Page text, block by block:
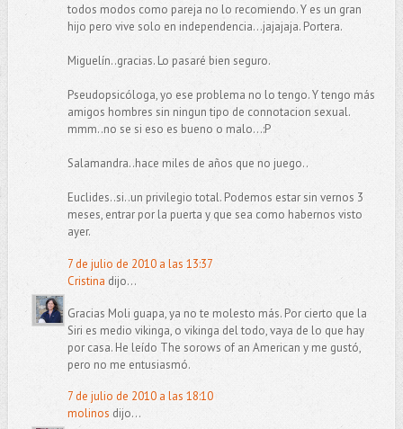
todos modos como pareja no lo recomiendo. Y es un gran
hijo pero vive solo en independencia...jajajaja. Portera.
Miguelín..gracias. Lo pasaré bien seguro.
Pseudopsicóloga, yo ese problema no lo tengo. Y tengo más
amigos hombres sin ningun tipo de connotacion sexual.
mmm..no se si eso es bueno o malo...:P
Salamandra..hace miles de años que no juego..
Euclides..si..un privilegio total. Podemos estar sin vernos 3
meses, entrar por la puerta y que sea como habernos visto
ayer.
7 de julio de 2010 a las 13:37
Cristina dijo...
Gracias Moli guapa, ya no te molesto más. Por cierto que la
Siri es medio vikinga, o vikinga del todo, vaya de lo que hay
por casa. He leído The sorows of an American y me gustó,
pero no me entusiasmó.
7 de julio de 2010 a las 18:10
molinos dijo...